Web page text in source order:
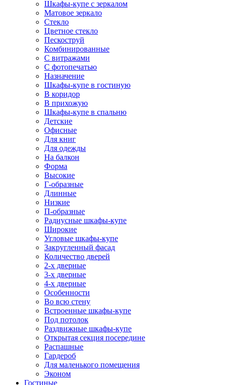
Шкафы-купе с зеркалом
Матовое зеркало
Стекло
Цветное стекло
Пескоструй
Комбинированные
С витражами
С фотопечатью
Назначение
Шкафы-купе в гостиную
В коридор
В прихожую
Шкафы-купе в спальню
Детские
Офисные
Для книг
Для одежды
На балкон
Форма
Высокие
Г-образные
Длинные
Низкие
П-образные
Радиусные шкафы-купе
Широкие
Угловые шкафы-купе
Закругленный фасад
Количество дверей
2-х дверные
3-х дверные
4-х дверные
Особенности
Во всю стену
Встроенные шкафы-купе
Под потолок
Раздвижные шкафы-купе
Открытая секция посередине
Распашные
Гардероб
Для маленького помещения
Эконом
Гостиные